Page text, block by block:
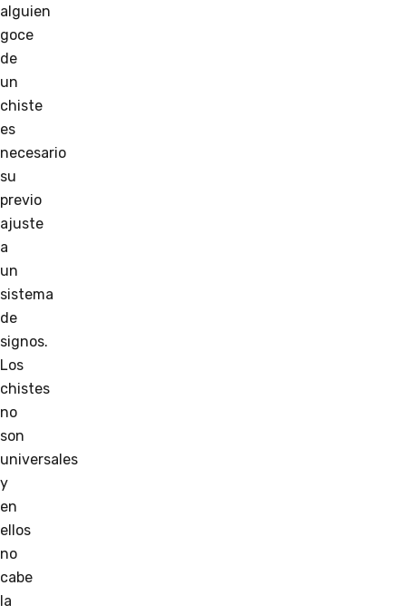
alguien
goce
de
un
chiste
es
necesario
su
previo
ajuste
a
un
sistema
de
signos.
Los
chistes
no
son
universales
y
en
ellos
no
cabe
la